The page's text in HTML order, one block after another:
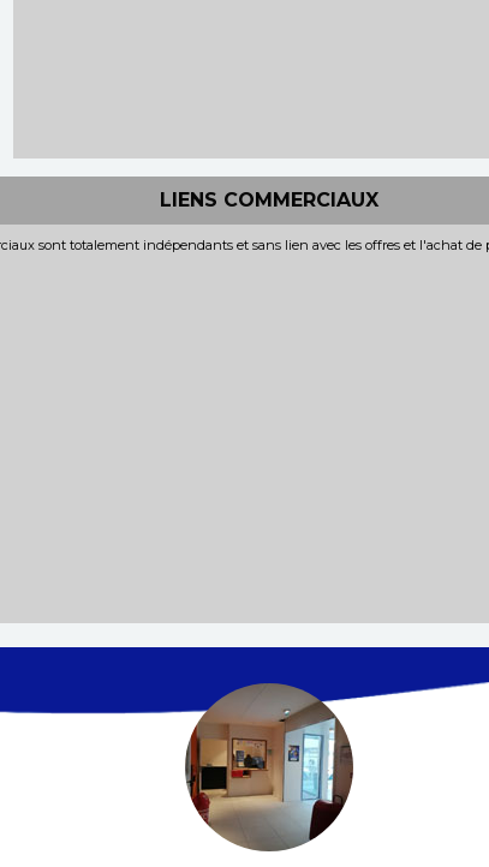
LIENS COMMERCIAUX
sont totalement indépendants et sans lien avec les offres et l'achat